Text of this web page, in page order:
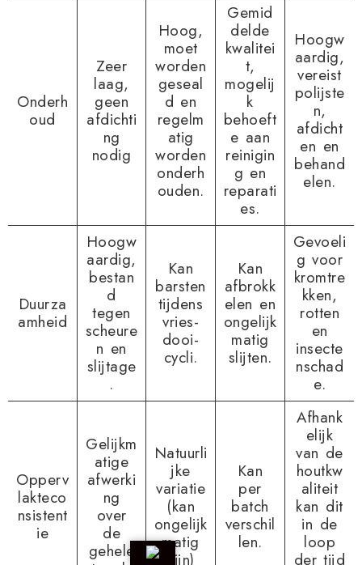
Onderh
oud
Zeer
laag,
geen
afdichti
ng
nodig
Hoog,
moet
worden
geseal
d en
regelm
atig
worden
onderh
ouden.
Gemid
delde
kwalitei
t,
mogelij
k
behoeft
e aan
reinigin
g en
reparati
es.
Hoogw
aardig,
vereist
polijste
n,
afdicht
en en
behand
elen.
Duurza
amheid
Hoogw
aardig,
bestan
d
tegen
scheure
n en
slijtage
.
Kan
barsten
tijdens
vries-
dooi-
cycli.
Kan
afbrokk
elen en
ongelijk
matig
slijten.
Gevoeli
g voor
kromtre
kken,
rotten
en
insecte
nschad
e.
Opperv
lakteco
nsistent
ie
Gelijkm
atige
afwerki
ng
over
de
gehele
Natuurli
jke
variatie
(kan
ongelijk
matig
zijn)
Kan
per
batch
verschil
len.
Afhank
elijk
van de
houtkw
aliteit
kan dit
in de
loop
der tijd